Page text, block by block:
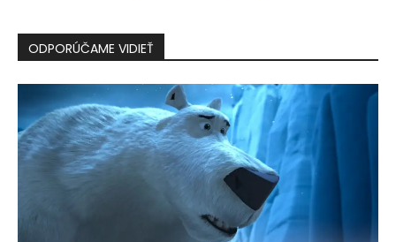
ODPORÚČAME VIDIEŤ